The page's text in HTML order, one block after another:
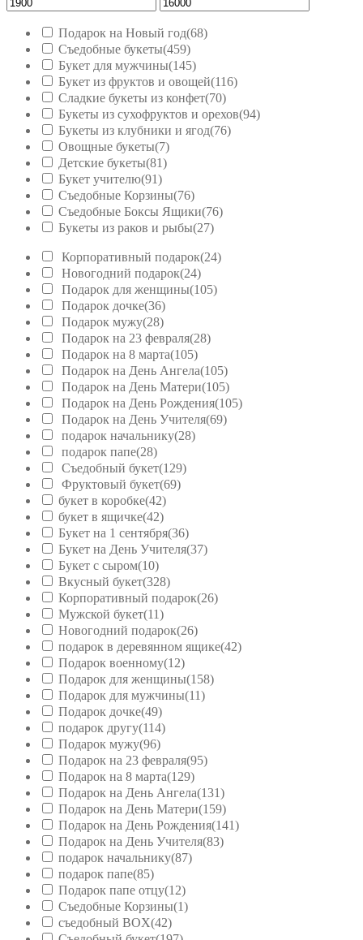
Подарок на Новый год(68)
Съедобные букеты(459)
Букет для мужчины(145)
Букет из фруктов и овощей(116)
Сладкие букеты из конфет(70)
Букеты из сухофруктов и орехов(94)
Букеты из клубники и ягод(76)
Овощные букеты(7)
Детские букеты(81)
Букет учителю(91)
Съедобные Корзины(76)
Съедобные Боксы Ящики(76)
Букеты из раков и рыбы(27)
Корпоративный подарок(24)
Новогодний подарок(24)
Подарок для женщины(105)
Подарок дочке(36)
Подарок мужу(28)
Подарок на 23 февраля(28)
Подарок на 8 марта(105)
Подарок на День Ангела(105)
Подарок на День Матери(105)
Подарок на День Рождения(105)
Подарок на День Учителя(69)
подарок начальнику(28)
подарок папе(28)
Съедобный букет(129)
Фруктовый букет(69)
букет в коробке(42)
букет в ящичке(42)
Букет на 1 сентября(36)
Букет на День Учителя(37)
Букет с сыром(10)
Вкусный букет(328)
Корпоративный подарок(26)
Мужской букет(11)
Новогодний подарок(26)
подарок в деревянном ящике(42)
Подарок военному(12)
Подарок для женщины(158)
Подарок для мужчины(11)
Подарок дочке(49)
подарок другу(114)
Подарок мужу(96)
Подарок на 23 февраля(95)
Подарок на 8 марта(129)
Подарок на День Ангела(131)
Подарок на День Матери(159)
Подарок на День Рождения(141)
Подарок на День Учителя(83)
подарок начальнику(87)
подарок папе(85)
Подарок папе отцу(12)
Съедобные Корзины(1)
съедобный BOX(42)